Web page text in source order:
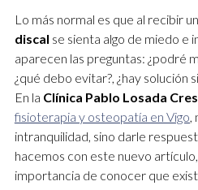
Lo más normal es que al recibir un
discal se sienta algo de miedo
aparecen las preguntas: ¿podré
¿qué debo evitar?, ¿hay solución
En la Clínica Pablo Losada
fisioterapia y osteopatía en Vigo,
intranquilidad, sino darle
hacemos con este nuevo
importancia de conocer que